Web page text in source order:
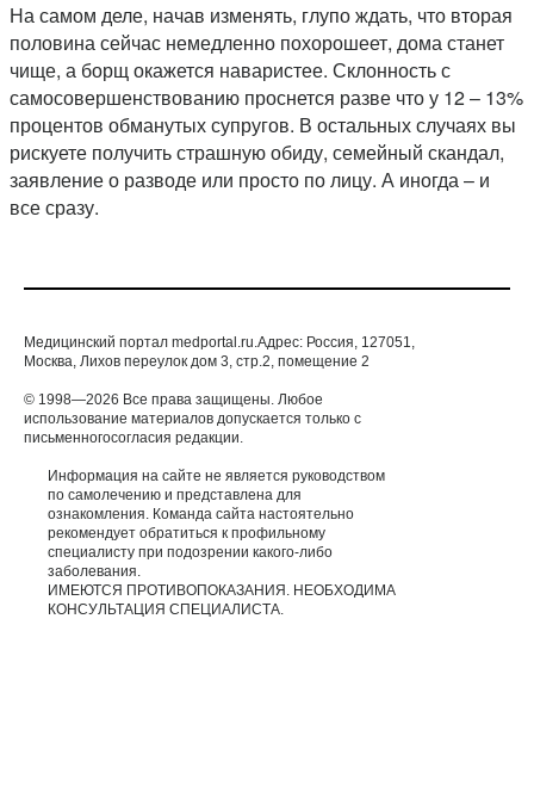
На самом деле, начав изменять, глупо ждать, что вторая
половина сейчас немедленно похорошеет, дома станет
чище, а борщ окажется наваристее. Склонность с
самосовершенствованию проснется разве что у 12 – 13%
процентов обманутых супругов. В остальных случаях вы
рискуете получить страшную обиду, семейный скандал,
заявление о разводе или просто по лицу. А иногда – и
все сразу.
Медицинский портал medportal.ru.Адрес: Россия, 127051,
Москва, Лихов переулок дом 3, стр.2, помещение 2
© 1998—2026 Все права защищены. Любое
использование материалов допускается только с
письменногосогласия редакции.
Информация на сайте не является руководством
по самолечению и представлена для
ознакомления. Команда сайта настоятельно
рекомендует обратиться к профильному
специалисту при подозрении какого-либо
заболевания.
ИМЕЮТСЯ ПРОТИВОПОКАЗАНИЯ. НЕОБХОДИМА
КОНСУЛЬТАЦИЯ СПЕЦИАЛИСТА.